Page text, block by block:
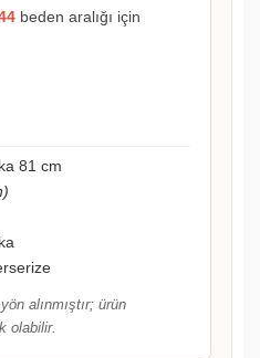
beden aralığı için
81 cm
alınmıştır; ürün
olabilir.